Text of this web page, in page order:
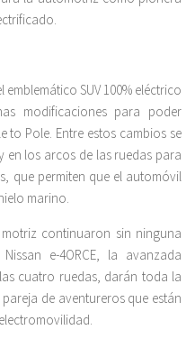
SUV 100% eléctrico
modificaciones para poder
to Pole. Entre estos cambios se
en los arcos de las ruedas para
que permiten que el automóvil
marino.
continuaron sin ninguna
e-4ORCE, la avanzada
cuatro ruedas, darán toda la
de aventureros que están